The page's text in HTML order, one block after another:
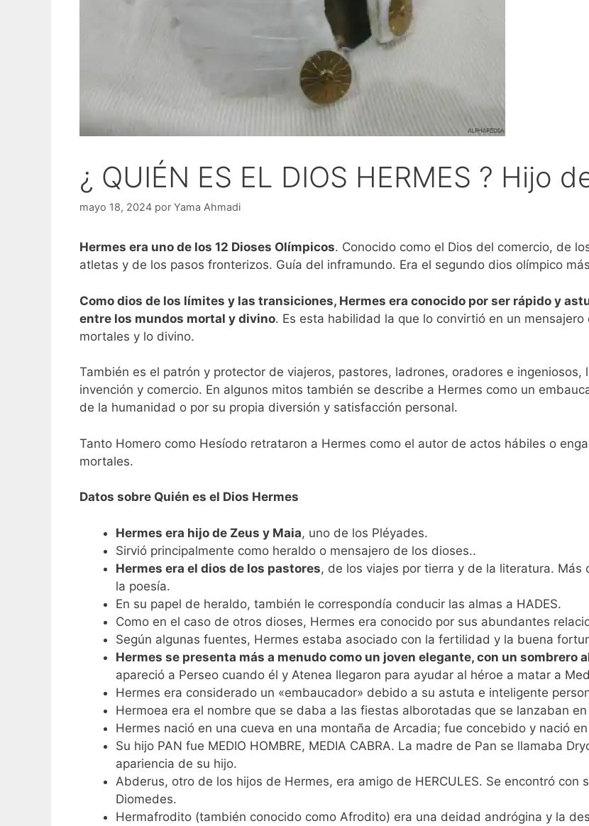
¿ QUIÉN ES EL DIOS HERMES ? Hijo
mayo 18, 2024 por Yama Ahmadi
Hermes era uno de los 12 Dioses Olímpicos. Conocido como el Dios del comercio, de
atletas y de los pasos fronterizos. Guía del inframundo. Era el segundo dios olímpico
Como dios de los límites y las transiciones, Hermes era conocido por ser rápido y
entre los mundos mortal y divino. Es esta habilidad la que lo convirtió en un
mortales y lo divino.
También es el patrón y protector de viajeros, pastores, ladrones, oradores e
invención y comercio. En algunos mitos también se describe a Hermes como un
de la humanidad o por su propia diversión y satisfacción personal.
Tanto Homero como Hesíodo retrataron a Hermes como el autor de actos hábiles o
mortales.
Datos sobre Quién es el Dios Hermes
Hermes era hijo de Zeus y Maia, uno de los Pléyades.
Sirvió principalmente como heraldo o mensajero de los dioses..
Hermes era el dios de los pastores, de los viajes por tierra y de la literatura.
la poesía.
En su papel de heraldo, también le correspondía conducir las almas a HADES.
Como en el caso de otros dioses, Hermes era conocido por sus abundantes
Según algunas fuentes, Hermes estaba asociado con la fertilidad y la buena
Hermes se presenta más a menudo como un joven elegante, con un sombrero
apareció a Perseo cuando él y Atenea llegaron para ayudar al héroe a matar a
Hermes era considerado un «embaucador» debido a su astuta e inteligente
Hermoea era el nombre que se daba a las fiestas alborotadas que se lanzaban en
Hermes nació en una cueva en una montaña de Arcadia; fue concebido y nació
Su hijo PAN fue MEDIO HOMBRE, MEDIA CABRA. La madre de Pan se llamaba
apariencia de su hijo.
Abderus, otro de los hijos de Hermes, era amigo de HERCULES. Se encontró
Diomedes.
Hermafrodito (también conocido como Afrodito) era una deidad andrógina y la